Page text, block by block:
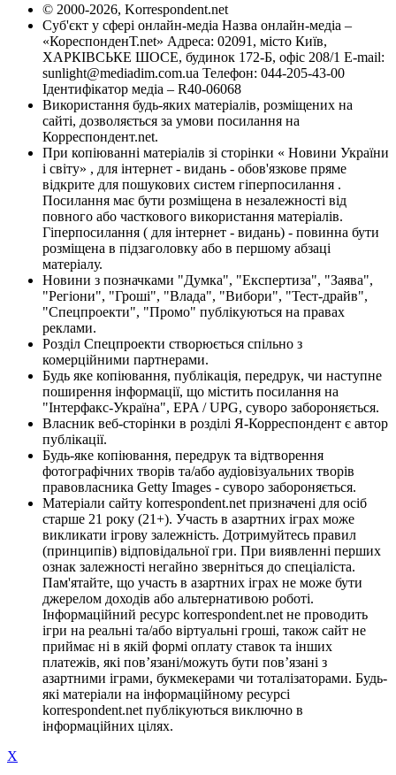
© 2000-2026, Korrespondent.net
Суб'єкт у сфері онлайн-медіа Назва онлайн-медіа –
«КореспонденТ.net» Адреса: 02091, місто Київ,
ХАРКІВСЬКЕ ШОСЕ, будинок 172-Б, офіс 208/1 E-mail:
sunlight@mediadim.com.ua Телефон: 044-205-43-00
Ідентифікатор медіа – R40-06068
Використання будь-яких матеріалів, розміщених на
сайті, дозволяється за умови посилання на
Корреспондент.net.
При копіюванні матеріалів зі сторінки « Новини України
і світу» , для інтернет - видань - обов'язкове пряме
відкрите для пошукових систем гіперпосилання .
Посилання має бути розміщена в незалежності від
повного або часткового використання матеріалів.
Гіперпосилання ( для інтернет - видань) - повинна бути
розміщена в підзаголовку або в першому абзаці
матеріалу.
Новини з позначками "Думка", "Експертиза", "Заява",
"Регіони", "Гроші", "Влада", "Вибори", "Тест-драйв",
"Спецпроекти", "Промо" публікуються на правах
реклами.
Розділ Спецпроекти створюється спільно з
комерційними партнерами.
Будь яке копіювання, публікація, передрук, чи наступне
поширення інформації, що містить посилання на
"Інтерфакс-Україна", EPA / UPG, суворо забороняється.
Власник веб-сторінки в розділі Я-Корреспондент є автор
публікації.
Будь-яке копіювання, передрук та відтворення
фотографічних творів та/або аудіовізуальних творів
правовласника Getty Images - суворо забороняється.
Матеріали сайту korrespondent.net призначені для осіб
старше 21 року (21+). Участь в азартних іграх може
викликати ігрову залежність. Дотримуйтесь правил
(принципів) відповідальної гри. При виявленні перших
ознак залежності негайно зверніться до спеціаліста.
Пам'ятайте, що участь в азартних іграх не може бути
джерелом доходів або альтернативою роботі.
Інформаційний ресурс korrespondent.net не проводить
ігри на реальні та/або віртуальні гроші, також сайт не
приймає ні в якій формі оплату ставок та інших
платежів, які пов’язані/можуть бути пов’язані з
азартними іграми, букмекерами чи тоталізаторами. Будь-
які матеріали на інформаційному ресурсі
korrespondent.net публікуються виключно в
інформаційних цілях.
X